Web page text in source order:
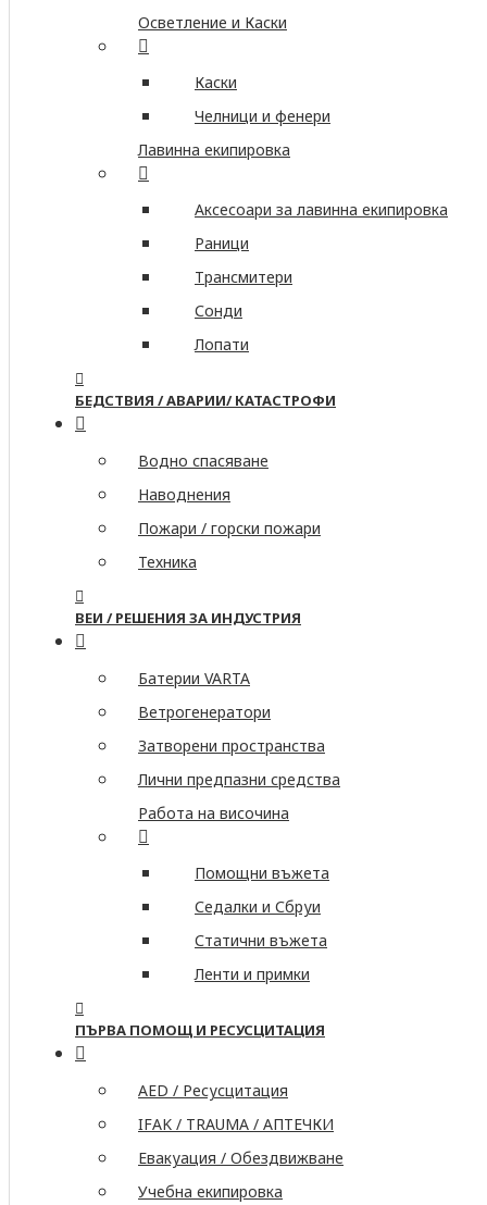
Осветление и Каски
Каски
Челници и фенери
Лавинна екипировка
Аксесоари за лавинна екипировка
Раници
Трансмитери
Сонди
Лопати
БЕДСТВИЯ / АВАРИИ/ КАТАСТРОФИ
Водно спасяване
Наводнения
Пожари / горски пожари
Техника
ВЕИ / РЕШЕНИЯ ЗА ИНДУСТРИЯ
Батерии VARTA
Ветрогенератори
Затворени пространства
Лични предпазни средства
Работа на височина
Помощни въжета
Седалки и Сбруи
Статични въжета
Ленти и примки
ПЪРВА ПОМОЩ И РЕСУСЦИТАЦИЯ
AED / Ресусцитация
IFAK / TRAUMA / АПТЕЧКИ
Евакуация / Обездвижване
Учебна екипировка